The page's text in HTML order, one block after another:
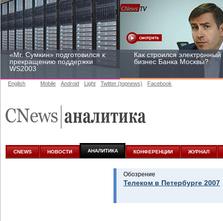
«Mr. Сумкин» подготовился к
прекращению поддержки
WS2003
Как строился электронный
бизнес Банка Москвы?
к аналитике
участвовать
English Mobile Android Light Twitter (topnews) Facebook
CNEWS НОВОСТИ АНАЛИТИКА КОНФЕРЕНЦИИ ЖУРНАЛ
Обозрение
Телеком в Петербурге 2007